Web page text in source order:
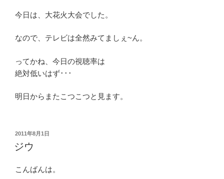
今日は、大花火大会でした。
なので、テレビは全然みてましぇ~ん。
ってかね、今日の視聴率は
絶対低いはず･･･
明日からまたこつこつと見ます。
投
稿
日:
2011年8月1日
ジウ
こんばんは。